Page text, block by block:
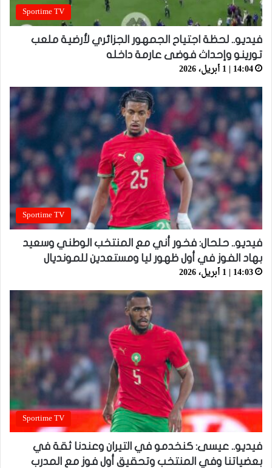
Sportime TV
فيديو.. لحظة اجتياح الجمهور الجزائري لأرضية ملعب
تورينو وإحداث فوضى عارمة داخله
14:04 | 1 أبريل، 2026
Sportime TV
فيديو.. حلحال: فخور أني مع المنتخب الوطني وسعيد
بهاد الفوز في أول ظهور ليا ومستعدين للمونديال
14:03 | 1 أبريل، 2026
Sportime TV
فيديو.. عيسى: كنخدمو في التيران وعندنا ثقة في
بعضياتنا وفي المنتخب وتحقيق أول فوز مع المدرب